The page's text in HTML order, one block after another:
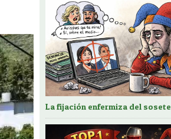
La fijación enfermiza del sosete